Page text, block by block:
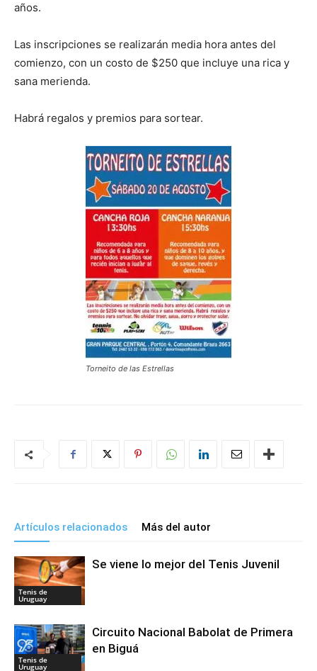
años.
Las inscripciones se realizarán media hora antes del
comienzo, con un costo de $250 que incluye una rica y
sana merienda.
Habrá regalos y premios para sortear.
Torneito de las Estrellas
Artículos relacionados Más del autor
Tenis de
Uruguay
Se viene lo mejor del Tenis Juvenil
Tenis de
Uruguay
Circuito Nacional Babolat de Primera
en Biguá